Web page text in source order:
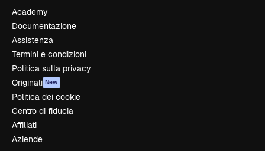
Academy
Documentazione
Assistenza
Termini e condizioni
Politica sulla privacy
Originali New
Politica dei cookie
Centro di fiducia
Affiliati
Aziende